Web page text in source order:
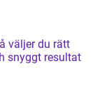
snyggt resultat